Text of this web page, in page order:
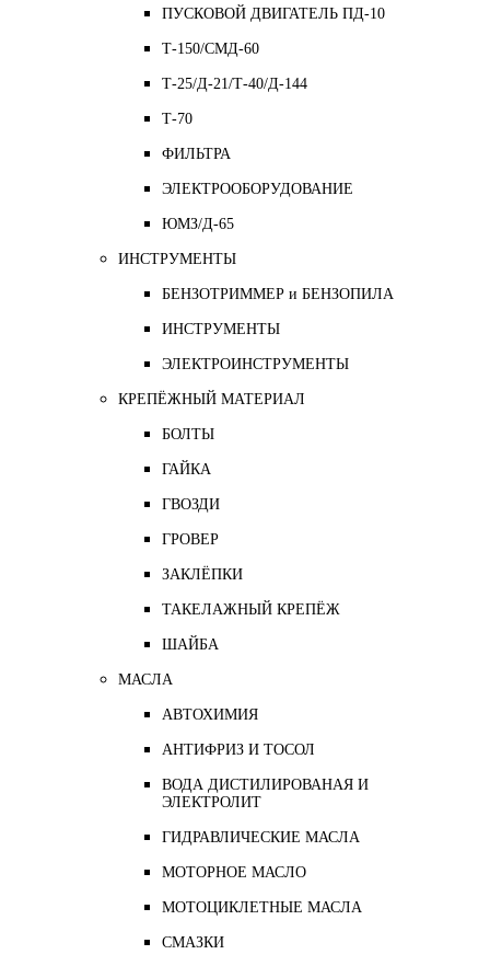
ПУСКОВОЙ ДВИГАТЕЛЬ ПД-10
Т-150/СМД-60
Т-25/Д-21/Т-40/Д-144
Т-70
ФИЛЬТРА
ЭЛЕКТРООБОРУДОВАНИЕ
ЮМЗ/Д-65
ИНСТРУМЕНТЫ
БЕНЗОТРИММЕР и БЕНЗОПИЛА
ИНСТРУМЕНТЫ
ЭЛЕКТРОИНСТРУМЕНТЫ
КРЕПЁЖНЫЙ МАТЕРИАЛ
БОЛТЫ
ГАЙКА
ГВОЗДИ
ГРОВЕР
ЗАКЛЁПКИ
ТАКЕЛАЖНЫЙ КРЕПЁЖ
ШАЙБА
МАСЛА
АВТОХИМИЯ
АНТИФРИЗ И ТОСОЛ
ВОДА ДИСТИЛИРОВАНАЯ И
ЭЛЕКТРОЛИТ
ГИДРАВЛИЧЕСКИЕ МАСЛА
МОТОРНОЕ МАСЛО
МОТОЦИКЛЕТНЫЕ МАСЛА
СМАЗКИ